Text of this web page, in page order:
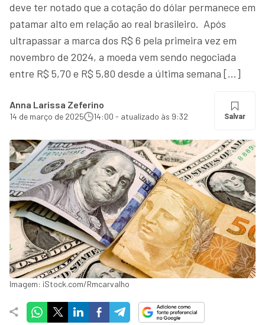
deve ter notado que a cotação do dólar permanece em
patamar alto em relação ao real brasileiro. Após
ultrapassar a marca dos R$ 6 pela primeira vez em
novembro de 2024, a moeda vem sendo negociada
entre R$ 5,70 e R$ 5,80 desde a última semana […]
Anna Larissa Zeferino
14 de março de 2025 14:00 - atualizado às 9:32 Salvar
Imagem: iStock.com/Rmcarvalho